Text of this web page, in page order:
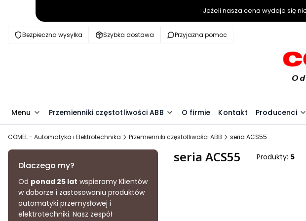
Jeżeli nasza cena wydaje się
Bezpieczna wysyłka Szybka dostawa Przyjazna pomoc
Menu Przemienniki częstotliwości ABB O firmie Kontakt Producenci
COMEL - Automatyka i Elektrotechnika Przemienniki częstotliwości ABB seria ACS55
Dlaczego my?
Od ponad 25 lat wspieramy Klientów
w doborze i zastosowaniu produktów
automatyki przemysłowej i
elektrotechniki. Nasz zespół
seria ACS55 Produkty: 5